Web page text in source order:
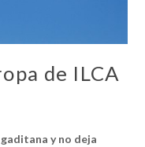
de ILCA
y no deja